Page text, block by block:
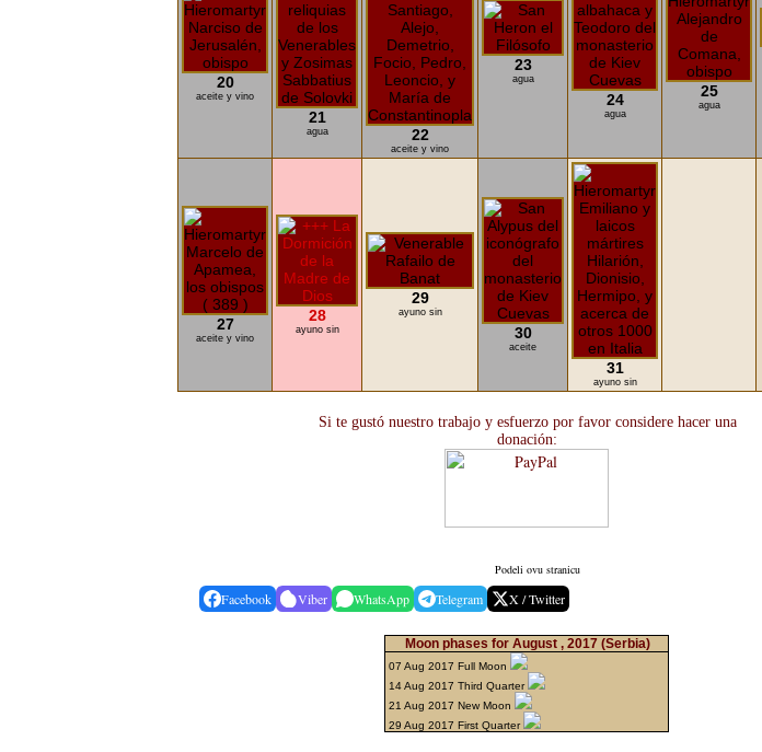
20
aceite y vino
21
agua 22
aceite y vino
23
agua
24
agua
25
agua
27
aceite y vino
28
ayuno sin
29
ayuno sin
30
aceite
31
ayuno sin
Si te gustó nuestro trabajo y esfuerzo por favor considere hacer una
donación:
Podeli ovu stranicu
Facebook Viber WhatsApp Telegram X / Twitter
Moon phases for August , 2017 (Serbia)
07 Aug 2017 Full Moon
14 Aug 2017 Third Quarter
21 Aug 2017 New Moon
29 Aug 2017 First Quarter